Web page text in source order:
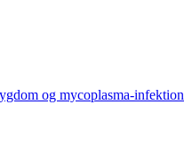
og mycoplasma-infektion